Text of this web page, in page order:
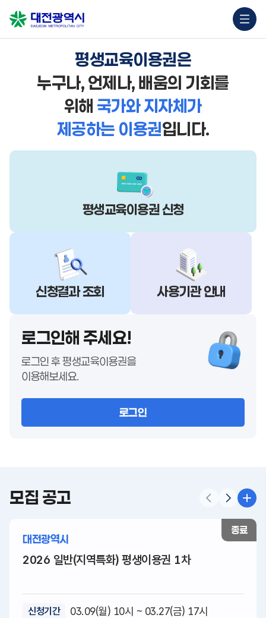
평생교육이용권은
누구나, 언제나, 배움의 기회를
위해 국가와 지자체가
제공하는 이용권입니다.
평생교육이용권신청
신청결과 조회 사용기관 안내
로그인해 주세요!
로그인 후 평생교육이용권을
이용해보세요.
로그인
모집 공고
종료
대전광역시
2026 일반(지역특화) 평생이용권 1차
신청기간 03.09(월) 10시 ~ 03.27(금) 17시